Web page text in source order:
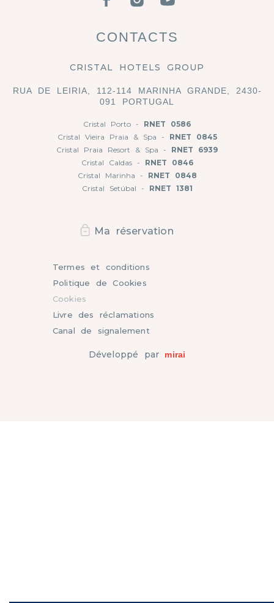
CONTACTS
CRISTAL HOTELS GROUP
RUA DE LEIRIA, 112-114 MARINHA GRANDE, 2430-
091 PORTUGAL
Cristal Porto - RNET 0586
Cristal Vieira Praia & Spa - RNET 0845
Cristal Praia Resort & Spa - RNET 6939
Cristal Caldas - RNET 0846
Cristal Marinha - RNET 0848
Cristal Setúbal - RNET 1381
Développé par mirai
Termes et conditions
Politique de Cookies
Cookies
Livre des réclamations
Canal de signalement
Ma réservation